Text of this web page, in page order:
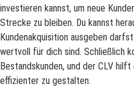
investieren kannst, um neue
Strecke zu bleiben. Du kannst
Kundenakquisition ausgeben
wertvoll für dich sind. Schließlich
Bestandskunden, und der CLV
effizienter zu gestalten.